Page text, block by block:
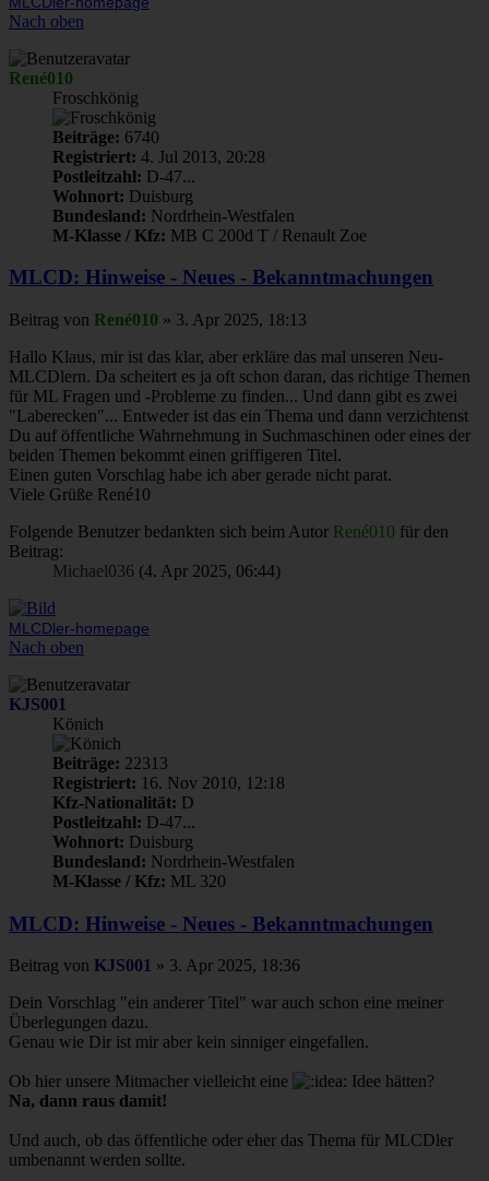
Nach oben
René010
Froschkönig
Beiträge: 6740
Registriert: 4. Jul 2013, 20:28
Postleitzahl: D-47...
Wohnort: Duisburg
Bundesland: Nordrhein-Westfalen
M-Klasse / Kfz: MB C 200d T / Renault Zoe
MLCD: Hinweise - Neues - Bekanntmachungen
Beitrag von René010 » 3. Apr 2025, 18:13
Hallo Klaus, mir ist das klar, aber erkläre das mal unseren Neu-
MLCDlern. Da scheitert es ja oft schon daran, das richtige Themen
für ML Fragen und -Probleme zu finden... Und dann gibt es zwei
"Laberecken"... Entweder ist das ein Thema und dann verzichtenst
Du auf öffentliche Wahrnehmung in Suchmaschinen oder eines der
beiden Themen bekommt einen griffigeren Titel.
Einen guten Vorschlag habe ich aber gerade nicht parat.
Viele Grüße René10
Folgende Benutzer bedankten sich beim Autor René010 für den
Beitrag:
Michael036 (4. Apr 2025, 06:44)
MLCDler-homepage
Nach oben
KJS001
Könich
Beiträge: 22313
Registriert: 16. Nov 2010, 12:18
Kfz-Nationalität: D
Postleitzahl: D-47...
Wohnort: Duisburg
Bundesland: Nordrhein-Westfalen
M-Klasse / Kfz: ML 320
MLCD: Hinweise - Neues - Bekanntmachungen
Beitrag von KJS001 » 3. Apr 2025, 18:36
Dein Vorschlag "ein anderer Titel" war auch schon eine meiner
Überlegungen dazu.
Genau wie Dir ist mir aber kein sinniger eingefallen.
Ob hier unsere Mitmacher vielleicht eine
Idee hätten?
Na, dann raus damit!
Und auch, ob das öffentliche oder eher das Thema für MLCDler
umbenannt werden sollte.